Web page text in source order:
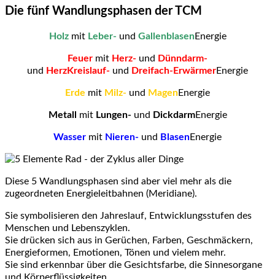
Die fünf Wandlungsphasen der TCM
Holzmit Leber- und GallenblasenEnergie
Feuer mit Herz- und Dünndarm-
und HerzKreislauf- und Dreifach-ErwärmerEnergie
Erde mit Milz- und MagenEnergie
Metall mit Lungen- und DickdarmEnergie
Wasser mit Nieren- und BlasenEnergie
Diese 5 Wandlungsphasen sind aber viel mehr als die
zugeordneten Energieleitbahnen (Meridiane).
Sie symbolisieren den Jahreslauf, Entwicklungsstufen des
Menschen und Lebenszyklen.
Sie drücken sich aus in Gerüchen, Farben, Geschmäckern,
Energieformen, Emotionen, Tönen und vielem mehr.
Sie sind erkennbar über die Gesichtsfarbe, die Sinnesorgane
und Körperflüssigkeiten.